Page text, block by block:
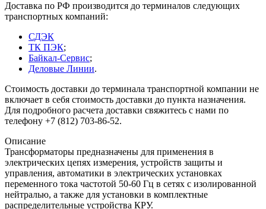
Доставка по РФ производится до терминалов следующих
транспортных компаний:
СДЭК
ТК ПЭК;
Байкал-Сервис;
Деловые Линии.
Стоимость доставки до терминала транспортной компании не
включает в себя стоимость доставки до пункта назначения.
Для подробного расчета доставки свяжитесь с нами по
телефону +7 (812) 703-86-52.
Описание
Трансформаторы предназначены для применения в
электрических цепях измерения, устройств защиты и
управления, автоматики в электрических установках
переменного тока частотой 50-60 Гц в сетях с изолированной
нейтралью, а также для установки в комплектные
распределительные устройства КРУ.